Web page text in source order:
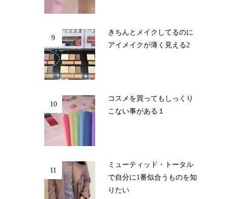
9
きちんとメイクしてるのに
アイメイクが薄く見える2
10
コスメを買ってもしっくり
こない事がある１
11
ミューティッド・トータル
で自分に1番似合うものを知
りたい